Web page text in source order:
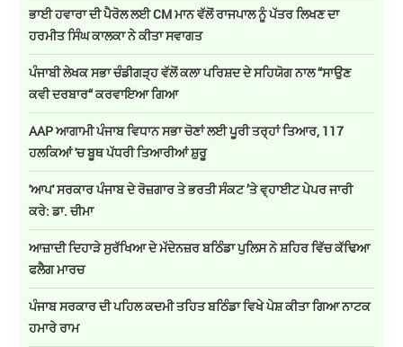
ਭਾਈ ਹਵਾਰਾ ਦੀ ਪੈਰੋਲ ਲਈ CM ਮਾਨ ਵੱਲੋਂ ਰਾਜਪਾਲ ਨੂੰ ਪੱਤਰ ਲਿਖਣ ਦਾ
ਹਰਮੀਤ ਸਿੰਘ ਕਾਲਕਾ ਨੇ ਕੀਤਾ ਸਵਾਗਤ
ਪੰਜਾਬੀ ਲੇਖਕ ਸਭਾ ਚੰਡੀਗੜ੍ਹ ਵੱਲੋਂ ਕਲਾ ਪਰਿਸ਼ਦ ਦੇ ਸਹਿਯੋਗ ਨਾਲ “ਸਾਉਣ
ਕਵੀ ਦਰਬਾਰ“ ਕਰਵਾਇਆ ਗਿਆ
AAP ਆਗਾਮੀ ਪੰਜਾਬ ਵਿਧਾਨ ਸਭਾ ਚੋਣਾਂ ਲਈ ਪੂਰੀ ਤਰ੍ਹਾਂ ਤਿਆਰ, 117
ਹਲਕਿਆਂ 'ਚ ਬੂਥ ਪੱਧਰੀ ਤਿਆਰੀਆਂ ਸ਼ੁਰੂ
'ਆਪ' ਸਰਕਾਰ ਪੰਜਾਬ ਦੇ ਰੋਜ਼ਗਾਰ ਤੇ ਭਰਤੀ ਸੰਕਟ ’ਤੇ ਵ੍ਹਾਈਟ ਪੇਪਰ ਜਾਰੀ
ਕਰੇ: ਡਾ. ਚੀਮਾ
ਆਜ਼ਾਦੀ ਦਿਹਾੜੇ ਸੁਰੱਖਿਆ ਦੇ ਮੱਦੇਨਜ਼ਰ ਬਠਿੰਡਾ ਪੁਲਿਸ ਨੇ ਸ਼ਹਿਰ ਵਿੱਚ ਕੱਢਿਆ
ਫਲੈਗ ਮਾਰਚ
ਪੰਜਾਬ ਸਰਕਾਰ ਦੀ ਪਹਿਲ ਕਦਮੀ ਤਹਿਤ ਬਠਿੰਡਾ ਵਿਖੇ ਪੇਸ਼ ਕੀਤਾ ਗਿਆ ਨਾਟਕ
ਹਮਾਰੇ ਰਾਮ